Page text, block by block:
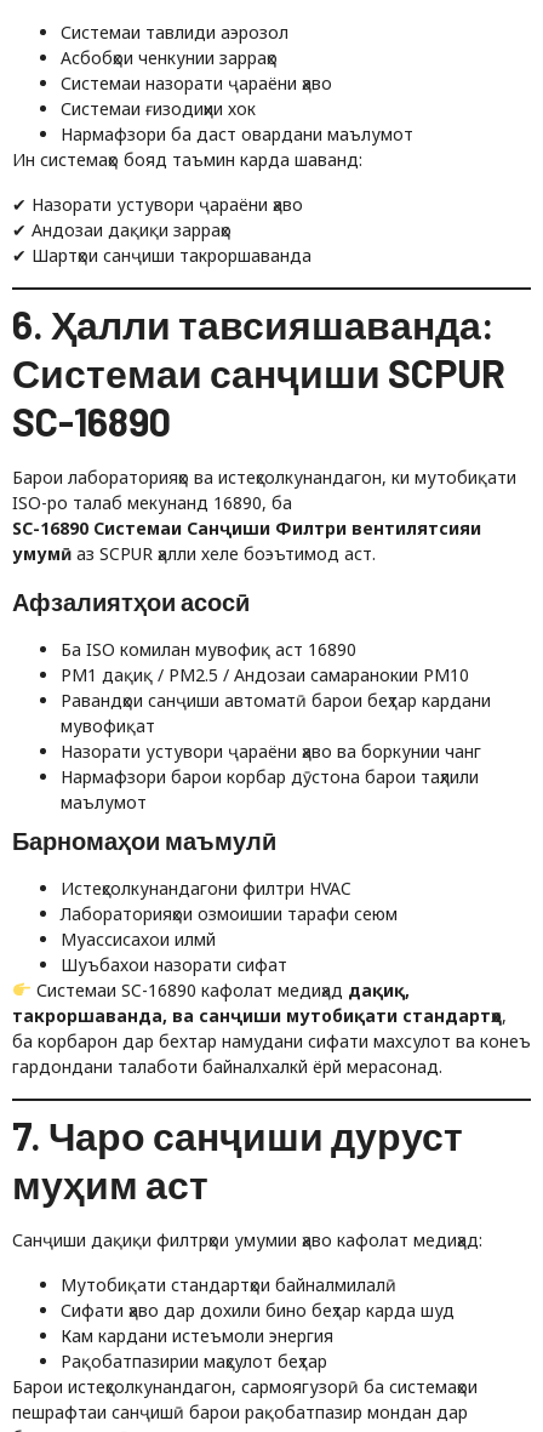
Системаи тавлиди аэрозол
Асбобҳои ченкунии зарраҳо
Системаи назорати ҷараёни ҳаво
Системаи ғизодиҳии хок
Нармафзори ба даст овардани маълумот
Ин системаҳо бояд таъмин карда шаванд:
✔ Назорати устувори ҷараёни ҳаво
✔ Андозаи дақиқи зарраҳо
✔ Шартҳои санҷиши такроршаванда
6. Ҳалли тавсияшаванда:
Системаи санҷиши SCPUR
SC-16890
Барои лабораторияҳо ва истеҳсолкунандагон, ки мутобиқати
ISO-ро талаб мекунанд 16890, ба
SC-16890 Системаи Санҷиши Филтри вентилятсияи
умумӣ аз SCPUR ҳалли хеле боэътимод аст.
Афзалиятҳои асосӣ
Ба ISO комилан мувофиқ аст 16890
PM1 дақиқ / PM2.5 / Андозаи самаранокии PM10
Равандҳои санҷиши автоматӣ барои беҳтар кардани
мувофиқат
Назорати устувори ҷараёни ҳаво ва боркунии чанг
Нармафзори барои корбар дӯстона барои таҳлили
маълумот
Барномаҳои маъмулӣ
Истеҳсолкунандагони филтри HVAC
Лабораторияҳои озмоишии тарафи сеюм
Муассисахои илмй
Шуъбахои назорати сифат
Системаи SC-16890 кафолат медиҳад дақиқ,
такроршаванда, ва санҷиши мутобиқати стандартҳо,
ба корбарон дар бехтар намудани сифати махсулот ва конеъ
гардондани талаботи байналхалкй ёрй мерасонад.
7. Чаро санҷиши дуруст
муҳим аст
Санҷиши дақиқи филтрҳои умумии ҳаво кафолат медиҳад:
Мутобиқати стандартҳои байналмилалӣ
Сифати ҳаво дар дохили бино беҳтар карда шуд
Кам кардани истеъмоли энергия
Рақобатпазирии маҳсулот беҳтар
Барои истеҳсолкунандагон, сармоягузорӣ ба системаҳои
пешрафтаи санҷишӣ барои рақобатпазир мондан дар